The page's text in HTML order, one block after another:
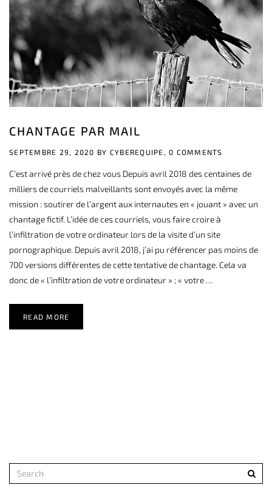
CHANTAGE PAR MAIL
SEPTEMBRE 29, 2020 BY CYBEREQUIPE, 0 COMMENTS
C’est arrivé près de chez vous Depuis avril 2018 des centaines de
milliers de courriels malveillants sont envoyés avec la même
mission : soutirer de l’argent aux internautes en « jouant » avec un
chantage fictif. L’idée de ces courriels, vous faire croire à
l’infiltration de votre ordinateur lors de la visite d’un site
pornographique. Depuis avril 2018, j’ai pu référencer pas moins de
700 versions différentes de cette tentative de chantage. Cela va
donc de « l’infiltration de votre ordinateur » ; « votre …
READ MORE